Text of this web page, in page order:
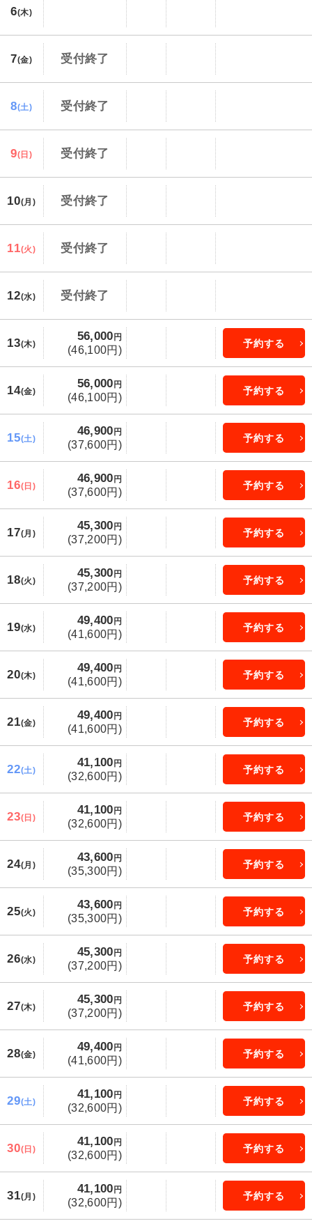
6(木)
7(金) 受付終了
8(土) 受付終了
9(日) 受付終了
10(月) 受付終了
11(火) 受付終了
12(水) 受付終了
13(木)
56,000 円
(46,100円)
予約する
14(金)
56,000 円
(46,100円)
予約する
15(土)
46,900 円
(37,600円)
予約する
16(日)
46,900 円
(37,600円)
予約する
17(月)
45,300 円
(37,200円)
予約する
18(火)
45,300 円
(37,200円)
予約する
19(水)
49,400 円
(41,600円)
予約する
20(木)
49,400 円
(41,600円)
予約する
21(金)
49,400 円
(41,600円)
予約する
22(土)
41,100 円
(32,600円)
予約する
23(日)
41,100 円
(32,600円)
予約する
24(月)
43,600 円
(35,300円)
予約する
25(火)
43,600 円
(35,300円)
予約する
26(水)
45,300 円
(37,200円)
予約する
27(木)
45,300 円
(37,200円)
予約する
28(金)
49,400 円
(41,600円)
予約する
29(土)
41,100 円
(32,600円)
予約する
30(日)
41,100 円
(32,600円)
予約する
31(月)
41,100 円
(32,600円)
予約する